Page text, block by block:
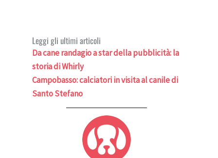
Leggi gli ultimi articoli
Da cane randagio a star della pubblicità: la
storia di Whirly
Campobasso: calciatori in visita al canile di
Santo Stefano